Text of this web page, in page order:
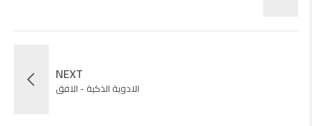
NEXT
الادوية الذكية - الافق